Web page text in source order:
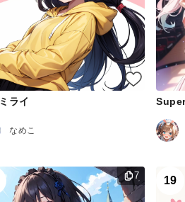
ライ
なめこ
7 19